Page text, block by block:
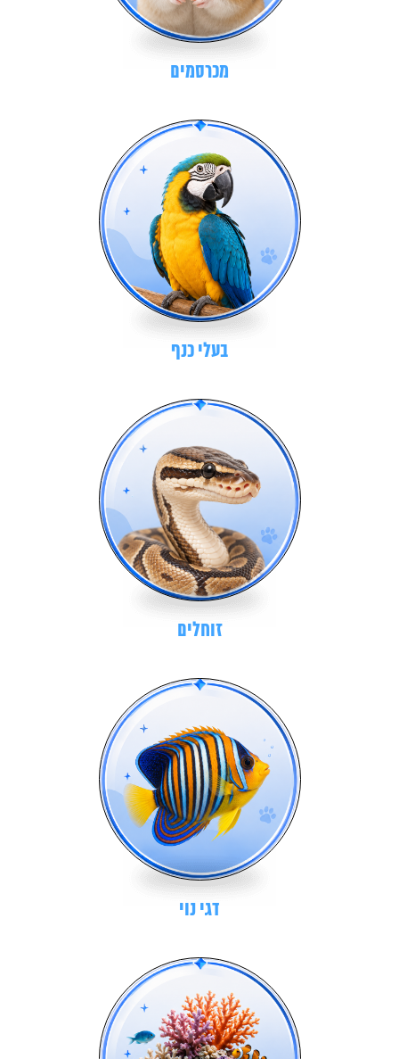
מכרסמים
בעלי כנף
זוחלים
דגי נוי